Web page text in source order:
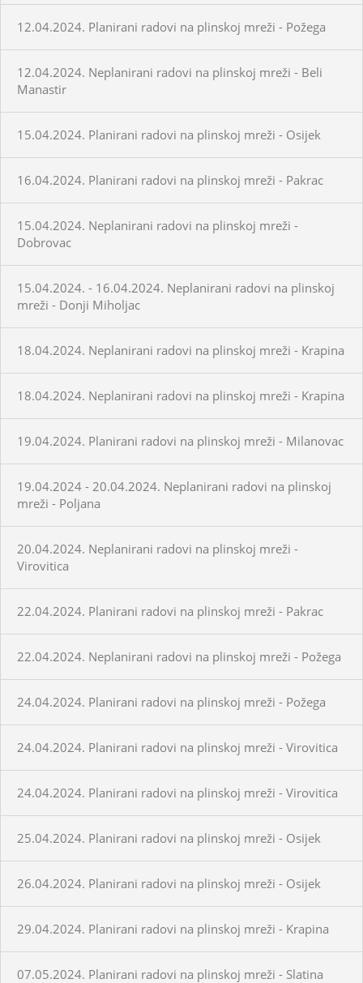
12.04.2024. Planirani radovi na plinskoj mreži - Požega
12.04.2024. Neplanirani radovi na plinskoj mreži - Beli
Manastir
15.04.2024. Planirani radovi na plinskoj mreži - Osijek
16.04.2024. Planirani radovi na plinskoj mreži - Pakrac
15.04.2024. Neplanirani radovi na plinskoj mreži -
Dobrovac
15.04.2024. - 16.04.2024. Neplanirani radovi na plinskoj
mreži - Donji Miholjac
18.04.2024. Neplanirani radovi na plinskoj mreži - Krapina
18.04.2024. Neplanirani radovi na plinskoj mreži - Krapina
19.04.2024. Planirani radovi na plinskoj mreži - Milanovac
19.04.2024 - 20.04.2024. Neplanirani radovi na plinskoj
mreži - Poljana
20.04.2024. Neplanirani radovi na plinskoj mreži -
Virovitica
22.04.2024. Planirani radovi na plinskoj mreži - Pakrac
22.04.2024. Neplanirani radovi na plinskoj mreži - Požega
24.04.2024. Planirani radovi na plinskoj mreži - Požega
24.04.2024. Planirani radovi na plinskoj mreži - Virovitica
24.04.2024. Planirani radovi na plinskoj mreži - Virovitica
25.04.2024. Planirani radovi na plinskoj mreži - Osijek
26.04.2024. Planirani radovi na plinskoj mreži - Osijek
29.04.2024. Planirani radovi na plinskoj mreži - Krapina
07.05.2024. Planirani radovi na plinskoj mreži - Slatina